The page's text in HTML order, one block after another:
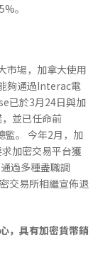
。
市場，加拿大使用
夠通過Interac電
已於3月24日與加
並已任命前
。 今年2月，加
加密交易平台獲
過多種盡職調
交易所相繼宣佈退
，具有加密貨幣銷